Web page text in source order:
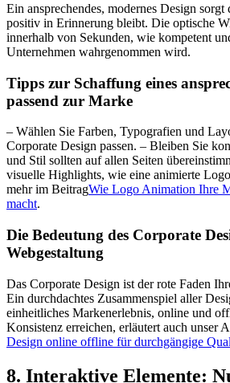
Ein ansprechendes, modernes Design sorgt
positiv in Erinnerung bleibt. Die optische
innerhalb von Sekunden, wie kompetent
Unternehmen wahrgenommen wird.
Tipps zur Schaffung eines
passend zur Marke
– Wählen Sie Farben, Typografien und
Corporate Design passen. – Bleiben Sie
und Stil sollten auf allen Seiten
visuelle Highlights, wie eine animierte
mehr im BeitragWie Logo Animation Ihre
macht.
Die Bedeutung des Corporate
Webgestaltung
Das Corporate Design ist der rote Faden
Ein durchdachtes Zusammenspiel aller
einheitliches Markenerlebnis, online und
Konsistenz erreichen, erläutert auch unser
Design online offline für durchgängige
8. Interaktive Elemente: